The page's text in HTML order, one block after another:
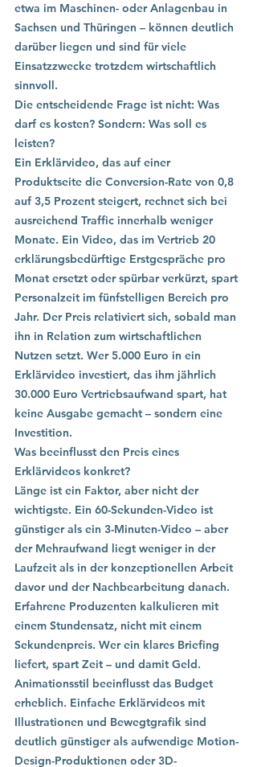
etwa im Maschinen- oder Anlagenbau in
Sachsen und Thüringen – können deutlich
darüber liegen und sind für viele
Einsatzzwecke trotzdem wirtschaftlich
sinnvoll.
Die entscheidende Frage ist nicht: Was
darf es kosten? Sondern: Was soll es
leisten?
Ein Erklärvideo, das auf einer
Produktseite die Conversion-Rate von 0,8
auf 3,5 Prozent steigert, rechnet sich bei
ausreichend Traffic innerhalb weniger
Monate. Ein Video, das im Vertrieb 20
erklärungsbedürftige Erstgespräche pro
Monat ersetzt oder spürbar verkürzt, spart
Personalzeit im fünfstelligen Bereich pro
Jahr. Der Preis relativiert sich, sobald man
ihn in Relation zum wirtschaftlichen
Nutzen setzt. Wer 5.000 Euro in ein
Erklärvideo investiert, das ihm jährlich
30.000 Euro Vertriebsaufwand spart, hat
keine Ausgabe gemacht – sondern eine
Investition.
Was beeinflusst den Preis eines
Erklärvideos konkret?
Länge ist ein Faktor, aber nicht der
wichtigste. Ein 60-Sekunden-Video ist
günstiger als ein 3-Minuten-Video – aber
der Mehraufwand liegt weniger in der
Laufzeit als in der konzeptionellen Arbeit
davor und der Nachbearbeitung danach.
Erfahrene Produzenten kalkulieren mit
einem Stundensatz, nicht mit einem
Sekundenpreis. Wer ein klares Briefing
liefert, spart Zeit – und damit Geld.
Animationsstil beeinflusst das Budget
erheblich. Einfache Erklärvideos mit
Illustrationen und Bewegtgrafik sind
deutlich günstiger als aufwendige Motion-
Design-Produktionen oder 3D-